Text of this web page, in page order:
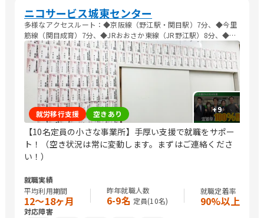
ニコサービス城東センター
多様なアクセスルート：◆京阪線（野江駅・関目駅）7分、◆今里
筋線（関目成育）7分、◆JRおおさか東線（JR野江駅）8分、◆長
堀鶴見緑地線（蒲生四丁目駅）10分、◆谷町線（関目高殿駅）13
分。
+9
就労移行支援 空きあり
【10名定員の小さな事業所】手厚い支援で就職をサポー
ト！（空き状況は常に変動します。まずはご連絡くださ
い！）
就職実績
平均利用期間
12〜18ヶ月
昨年就職人数
6-9名 定員(10名)
就職定着率
90%以上
対応障害